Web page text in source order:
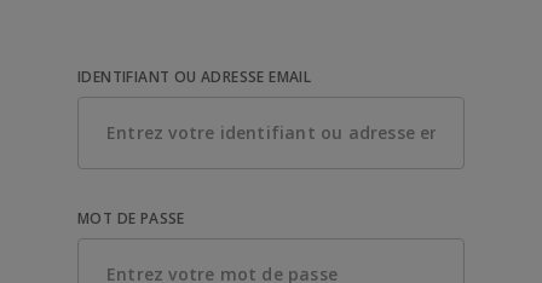
IDENTIFIANT OU ADRESSE EMAIL
MOT DE PASSE